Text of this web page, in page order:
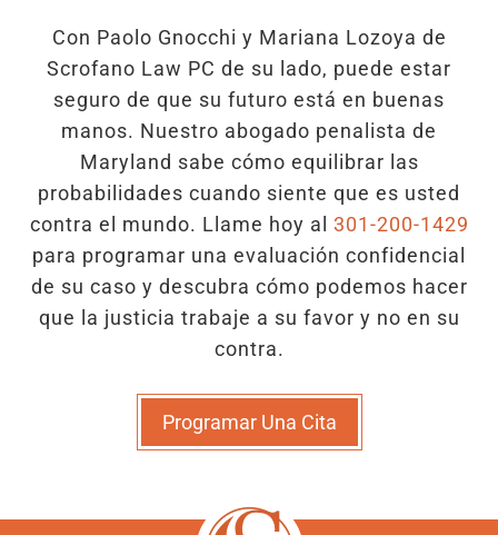
Con Paolo Gnocchi y Mariana Lozoya de
Scrofano Law PC de su lado, puede estar
seguro de que su futuro está en buenas
manos. Nuestro abogado penalista de
Maryland sabe cómo equilibrar las
probabilidades cuando siente que es usted
contra el mundo. Llame hoy al 301-200-1429
para programar una evaluación confidencial
de su caso y descubra cómo podemos hacer
que la justicia trabaje a su favor y no en su
contra.
Programar Una Cita